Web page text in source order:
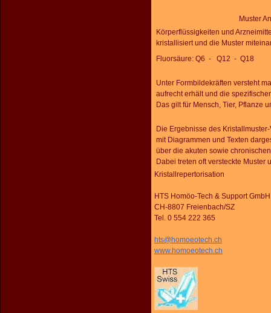
Muster
Körperflüssigkeiten und
kristallisiert und die Muster
Fluorsäure: Q6 - Q12 - Q18
Unter Formbildekräften versteht
aufrecht erhält und die
Das gilt für Mensch, Tier, Pflanze
Die Ergebnisse des
mit Diagrammen und Texten
über die akuten sowie
Dabei treten oft versteckte Muster
Kristallrepertorisation
HTS Homöo-Tech & Support GmbH
CH-8807 Freienbach/SZ
Tel. 0 554 222 365
hts@homoeotech.ch
www.homoeotech.ch